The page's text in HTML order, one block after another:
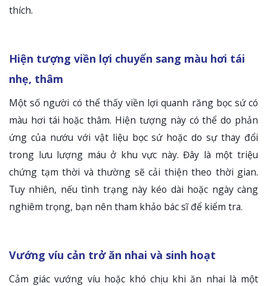
thích.
Hiện tượng viền lợi chuyển sang màu hơi tái
nhẹ, thâm
Một số người có thể thấy viền lợi quanh răng bọc sứ có
màu hơi tái hoặc thâm. Hiện tượng này có thể do phản
ứng của nướu với vật liệu bọc sứ hoặc do sự thay đổi
trong lưu lượng máu ở khu vực này. Đây là một triệu
chứng tạm thời và thường sẽ cải thiện theo thời gian.
Tuy nhiên, nếu tình trạng này kéo dài hoặc ngày càng
nghiêm trọng, bạn nên tham khảo bác sĩ để kiểm tra.
Vướng víu cản trở ăn nhai và sinh hoạt
Cảm giác vướng víu hoặc khó chịu khi ăn nhai là một